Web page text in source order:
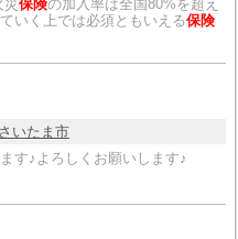
災保険の加入率は全国80%を超え
いく上では必須ともいえる保険
いたま市
す♪よろしくお願いします♪